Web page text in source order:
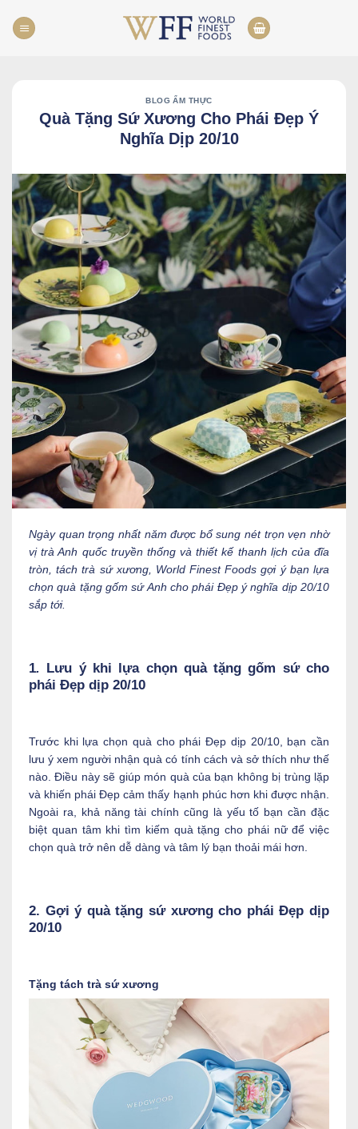
BLOG ẨM THỰC
Quà Tặng Sứ Xương Cho Phái Đẹp Ý
Nghĩa Dịp 20/10
Ngày quan trọng nhất năm được bổ sung nét trọn vẹn nhờ
vị trà Anh quốc truyền thống và thiết kế thanh lịch của đĩa
tròn, tách trà sứ xương, World Finest Foods gợi ý bạn lựa
chọn quà tặng gốm sứ Anh cho phái Đẹp ý nghĩa dịp 20/10
sắp tới.
1. Lưu ý khi lựa chọn quà tặng gốm sứ cho
phái Đẹp dịp 20/10
Trước khi lựa chọn quà cho phái Đẹp dịp 20/10, bạn cần
lưu ý xem người nhận quà có tính cách và sở thích như thế
nào. Điều này sẽ giúp món quà của bạn không bị trùng lặp
và khiến phái Đẹp cảm thấy hạnh phúc hơn khi được nhận.
Ngoài ra, khả năng tài chính cũng là yếu tố bạn cần đặc
biệt quan tâm khi tìm kiếm quà tặng cho phái nữ để việc
chọn quà trở nên dễ dàng và tâm lý bạn thoải mái hơn.
2. Gợi ý quà tặng sứ xương cho phái Đẹp dịp
20/10
Tặng tách trà sứ xương